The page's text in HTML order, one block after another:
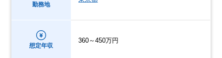
勤務地
想定年収
360～450万円